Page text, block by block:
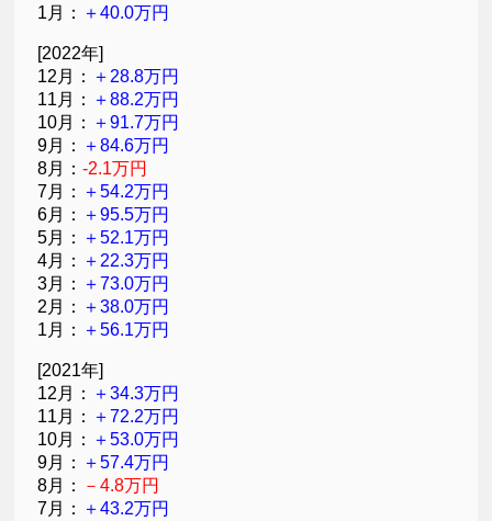
1月： ＋40.0万円
[2022年]
12月： ＋28.8万円
11月： ＋88.2万円
10月： ＋91.7万円
9月： ＋84.6万円
8月：-2.1万円
7月： ＋54.2万円
6月： ＋95.5万円
5月： ＋52.1万円
4月： ＋22.3万円
3月： ＋73.0万円
2月： ＋38.0万円
1月： ＋56.1万円
[2021年]
12月： ＋34.3万円
11月： ＋72.2万円
10月： ＋53.0万円
9月： ＋57.4万円
8月：
－4.8万円
7月： ＋43.2万円